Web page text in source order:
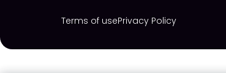
Terms of usePrivacy Policy